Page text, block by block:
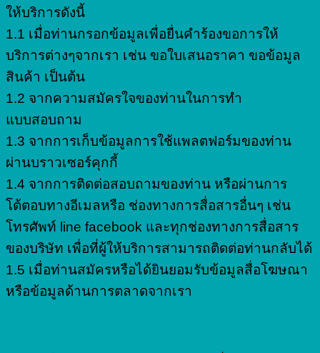
ให้บริการดังนี้
1.1 เมื่อท่านกรอกข้อมูลเพื่อยื่นคำร้องขอการให้
บริการต่างๆจากเรา เช่น ขอใบเสนอราคา ขอข้อมูล
สินค้า เป็นต้น
1.2 จากความสมัครใจของท่านในการทำ
แบบสอบถาม
1.3 จากการเก็บข้อมูลการใช้แพลตฟอร์มของท่าน
ผ่านบราวเซอร์คุกกี้
1.4 จากการติดต่อสอบถามของท่าน หรือผ่านการ
โต้ตอบทางอีเมลหรือ ช่องทางการสื่อสารอื่นๆ เช่น
โทรศัพท์ line facebook และทุกช่องทางการสื่อสาร
ของบริษัท เพื่อที่ผู้ให้บริการสามารถติดต่อท่านกลับได้
1.5 เมื่อท่านสมัครหรือได้ยินยอมรับข้อมูลสื่อโฆษณา
หรือข้อมูลด้านการตลาดจากเรา